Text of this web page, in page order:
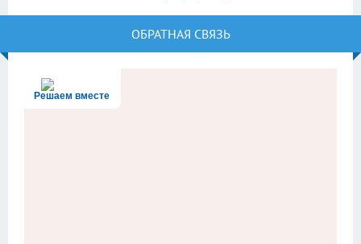
ОБРАТНАЯ СВЯЗЬ
Решаем вместе